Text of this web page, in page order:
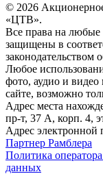
© 2026
«ЦТВ».
Все права на любые
защищены в
законодательством
Любое
фото, аудио и
сайте, возможно
Адрес места
пр-т, 37 А, корп. 4,
Адрес
Партнер Рамблера
Политика
данных